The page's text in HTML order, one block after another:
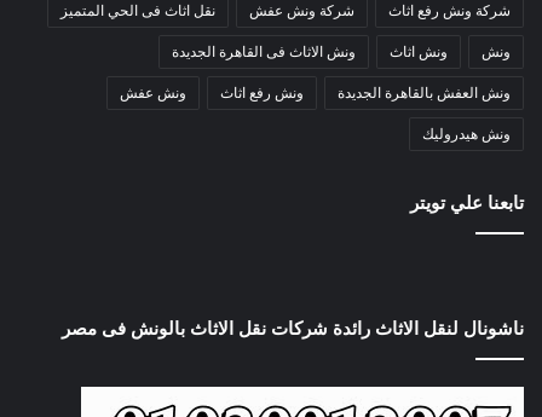
شركة ونش رفع اثاث شركة ونش عفش نقل اثاث فى الحي المتميز
ونش ونش اثاث ونش الاثاث فى القاهرة الجديدة
ونش العفش بالقاهرة الجديدة ونش رفع اثاث ونش عفش
ونش هيدروليك
تابعنا علي تويتر
ناشونال لنقل الاثاث رائدة شركات نقل الاثاث بالونش فى مصر